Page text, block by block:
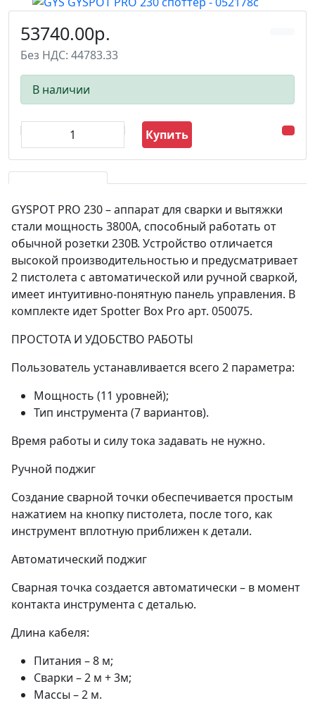
53740.00р.
Без НДС: 44783.33
В наличии
Купить
GYSPOT PRO 230 – аппарат для сварки и вытяжки
стали мощность 3800А, способный работать от
обычной розетки 230В. Устройство отличается
высокой производительностью и предусматривает
2 пистолета с автоматической или ручной сваркой,
имеет интуитивно-понятную панель управления. В
комплекте идет Spotter Box Pro арт. 050075.
ПРОСТОТА И УДОБСТВО РАБОТЫ
Пользователь устанавливается всего 2 параметра:
Мощность (11 уровней);
Тип инструмента (7 вариантов).
Время работы и силу тока задавать не нужно.
Ручной поджиг
Создание сварной точки обеспечивается простым
нажатием на кнопку пистолета, после того, как
инструмент вплотную приближен к детали.
Автоматический поджиг
Сварная точка создается автоматически – в момент
контакта инструмента с деталью.
Длина кабеля:
Питания – 8 м;
Сварки – 2 м + 3м;
Массы – 2 м.